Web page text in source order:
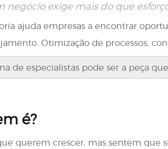
negócio exige mais do que
ajuda empresas a encontrar
Otimização de processos,
de especialistas pode ser a peça
é?
querem crescer, mas sentem que